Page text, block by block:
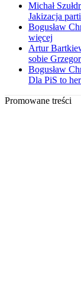
Michał
Jakizacja
Bogusław
więcej
Artur
sobie
Bogusław
Dla PiS to
Promowane treści